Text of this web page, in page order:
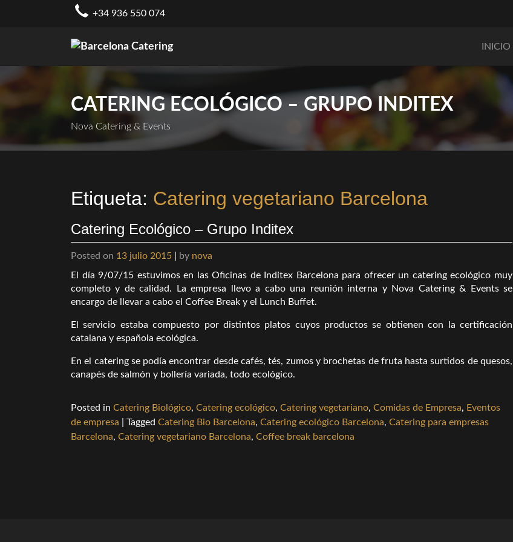
+34 936 550 074
INICIO
CATERING ECOLÓGICO – GRUPO INDITEX
Nova Catering & Events
Etiqueta: Catering vegetariano Barcelona
Catering Ecológico – Grupo Inditex
Posted on 13 julio 2015 by nova
El día 9/07/15 estuvimos en las Oficinas de Inditex Barcelona para ofrecer un catering ecológico muy
completo y de calidad. La empresa llevo a cabo una reunión interna y Nova Catering & Events se
encargo de llevar a cabo el Coffee Break y el Lunch Buffet.
El servicio estaba compuesto por distintos platos cuyos productos se obtienen con la certificación
catalana y española ecológica.
En el catering se podía encontrar desde cafés, tés, zumos y brochetas de fruta hasta surtidos de quesos,
canapés de salmón y bollería variada, todo ecológico.
Posted in Catering Biológico, Catering ecológico, Catering vegetariano, Comidas de Empresa, Eventos
de empresa
Tagged Catering Bio Barcelona, Catering ecológico Barcelona, Catering para empresas
Barcelona, Catering vegetariano Barcelona, Coffee break barcelona